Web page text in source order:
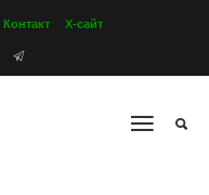
Контакт Х-сайт